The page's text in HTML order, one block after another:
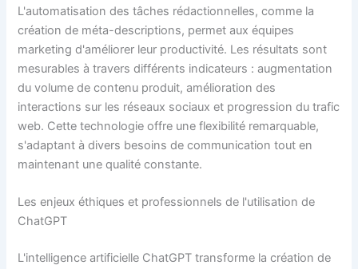
L'automatisation des tâches rédactionnelles, comme la
création de méta-descriptions, permet aux équipes
marketing d'améliorer leur productivité. Les résultats sont
mesurables à travers différents indicateurs : augmentation
du volume de contenu produit, amélioration des
interactions sur les réseaux sociaux et progression du trafic
web. Cette technologie offre une flexibilité remarquable,
s'adaptant à divers besoins de communication tout en
maintenant une qualité constante.
Les enjeux éthiques et professionnels de l'utilisation de
ChatGPT
L'intelligence artificielle ChatGPT transforme la création de